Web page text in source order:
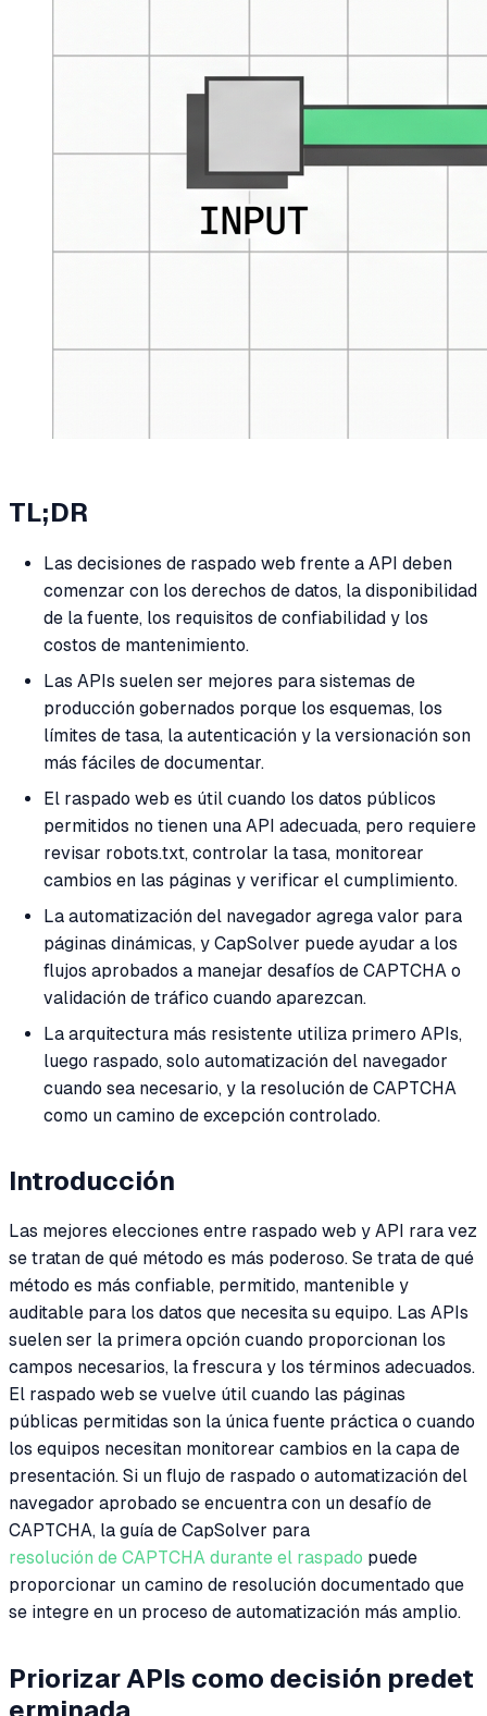
TL;DR
Las decisiones de raspado web frente a API deben
comenzar con los derechos de datos, la disponibilidad
de la fuente, los requisitos de confiabilidad y los
costos de mantenimiento.
Las APIs suelen ser mejores para sistemas de
producción gobernados porque los esquemas, los
límites de tasa, la autenticación y la versionación son
más fáciles de documentar.
El raspado web es útil cuando los datos públicos
permitidos no tienen una API adecuada, pero requiere
revisar robots.txt, controlar la tasa, monitorear
cambios en las páginas y verificar el cumplimiento.
La automatización del navegador agrega valor para
páginas dinámicas, y CapSolver puede ayudar a los
flujos aprobados a manejar desafíos de CAPTCHA o
validación de tráfico cuando aparezcan.
La arquitectura más resistente utiliza primero APIs,
luego raspado, solo automatización del navegador
cuando sea necesario, y la resolución de CAPTCHA
como un camino de excepción controlado.
Introducción
Las mejores elecciones entre raspado web y API rara vez
se tratan de qué método es más poderoso. Se trata de qué
método es más confiable, permitido, mantenible y
auditable para los datos que necesita su equipo. Las APIs
suelen ser la primera opción cuando proporcionan los
campos necesarios, la frescura y los términos adecuados.
El raspado web se vuelve útil cuando las páginas
públicas permitidas son la única fuente práctica o cuando
los equipos necesitan monitorear cambios en la capa de
presentación. Si un flujo de raspado o automatización del
navegador aprobado se encuentra con un desafío de
CAPTCHA, la guía de CapSolver para
resolución de CAPTCHA durante el raspado puede
proporcionar un camino de resolución documentado que
se integre en un proceso de automatización más amplio.
Priorizar APIs como decisión predet
erminada